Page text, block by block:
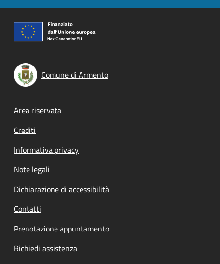
Comune di Armento
Footer menu
Area riservata
Crediti
Informativa privacy
Note legali
Dichiarazione di accessibilità
Contatti
Prenotazione appuntamento
Richiedi assistenza